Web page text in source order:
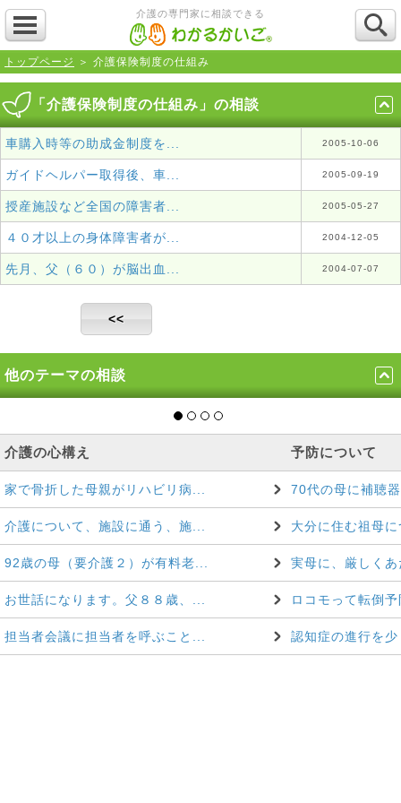
介護の専門家に相談できる
トップページ ＞ 介護保険制度の仕組み
「介護保険制度の仕組み」の相談
車購入時等の助成金制度を... 2005-10-06
ガイドヘルパー取得後、車... 2005-09-19
授産施設など全国の障害者... 2005-05-27
４０才以上の身体障害者が... 2004-12-05
先月、父（６０）が脳出血... 2004-07-07
<<
他のテーマの相談
介護の心構え
家で骨折した母親がリハビリ病...
介護について、施設に通う、施...
92歳の母（要介護２）が有料老...
お世話になります。父８８歳、...
担当者会議に担当者を呼ぶこと...
予防について
70代の母に補聴
大分に住む祖母
実母に、厳しく
ロコモって転倒
認知症の進行を